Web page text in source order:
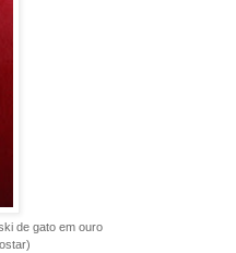
de gato em ouro